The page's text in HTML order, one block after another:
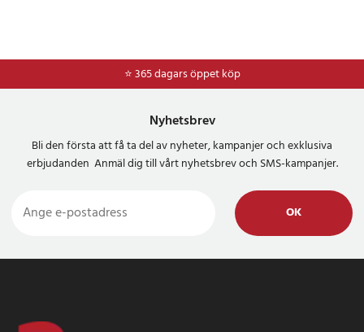
⭐ 365 dagars öppet köp
⭐Frakt 49kr *
Nyhetsbrev
Bli den första att få ta del av nyheter, kampanjer och exklusiva
erbjudanden Anmäl dig till vårt nyhetsbrev och SMS-kampanjer.
OK